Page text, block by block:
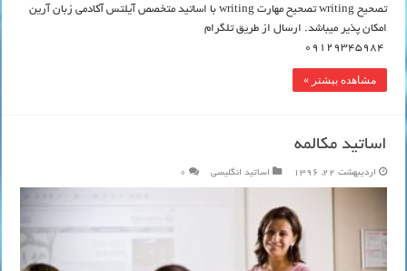
تصحیح writing تصحیح مهارت writing با اساتید متخصص آیلتس آکادمی زبان آرین
امکان پذیر میباشد. ارسال از طریق تلگرام
مشاهده بیشتر »
اساتید مکالمه
اردیبهشت 22, 1396 اساتید انگلیسی 0